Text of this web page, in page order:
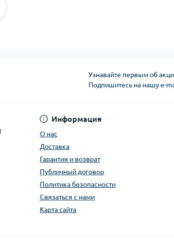
Узнавайте первым об
Подпишитесь на нашу e-
Информация
О нас
Доставка
Гарантия и возврат
Публичный договор
Политика безопасности
Связаться с нами
Карта сайта